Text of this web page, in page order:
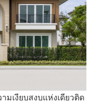
มเงียบสงบแห่งเดียวติด